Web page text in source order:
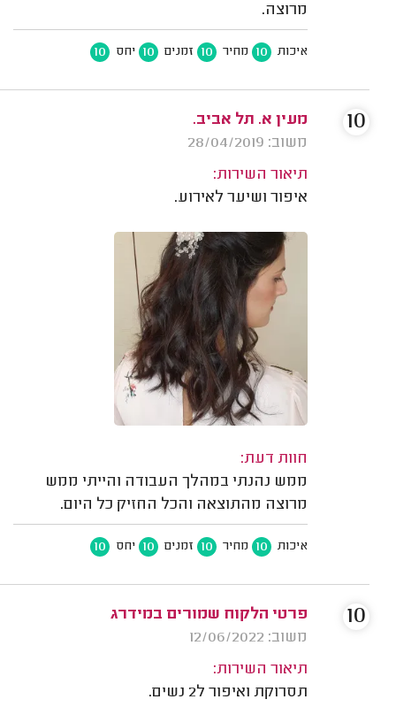
מרוצה.
איכות 10 מחיר 10 זמנים 10 יחס 10
מעין א. תל אביב.
משוב: 28/04/2019
תיאור השירות:
איפור ושיער לאירוע.
חוות דעת:
ממש נהנתי במהלך העבודה והייתי ממש
מרוצה מהתוצאה והכל החזיק כל היום.
איכות 10 מחיר 10 זמנים 10 יחס 10
10
פרטי הלקוח שמורים במידרג
משוב: 12/06/2022
תיאור השירות:
תסרוקת ואיפור ל2 נשים.
10